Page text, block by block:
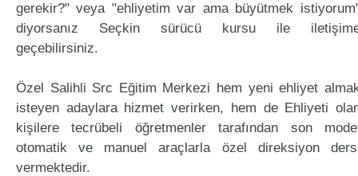
gerekir?" veya "ehliyetim var ama büyütmek
diyorsanız Seçkin sürücü kursu ile
geçebilirsiniz.
Özel Salihli Src Eğitim Merkezi hem yeni ehliyet
isteyen adaylara hizmet verirken, hem de Ehliyeti
kişilere tecrübeli öğretmenler tarafından son
otomatik ve manuel araçlarla özel direksiyon
vermektedir.